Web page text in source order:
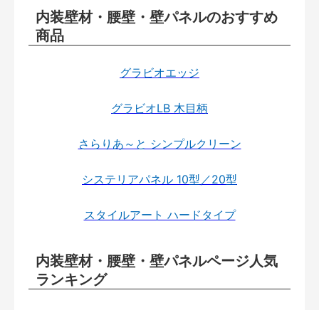
内装壁材・腰壁・壁パネルのおすすめ
商品
グラビオエッジ
グラビオLB 木目柄
さらりあ～と シンプルクリーン
システリアパネル 10型／20型
スタイルアート ハードタイプ
内装壁材・腰壁・壁パネルページ人気
ランキング